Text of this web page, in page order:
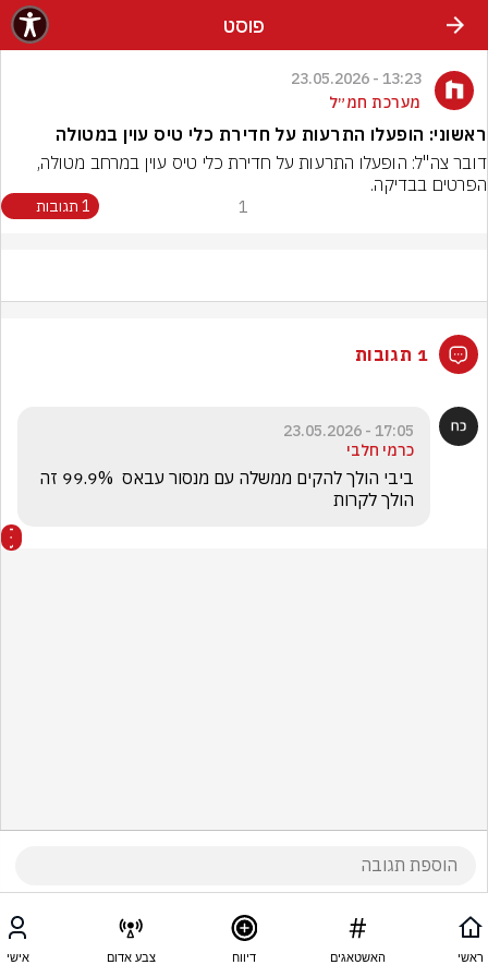
פוסט
13:23 - 23.05.2026
מערכת חמ״ל
ראשוני: הופעלו התרעות על חדירת כלי טיס עוין במטולה
הפרטים בבדיקה.
1 1 תגובות
1 תגובות
17:05 - 23.05.2026
כרמי חלבי
הולך לקרות
ראשי האשטאגים דיווח צבע אדום אישי